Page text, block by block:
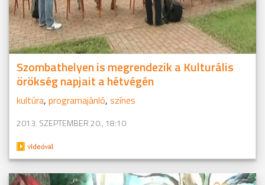
Szombathelyen is megrendezik a Kulturális
örökség napjait a hétvégén
kultúra, programajánló, színes
2013. SZEPTEMBER 20., 18:10